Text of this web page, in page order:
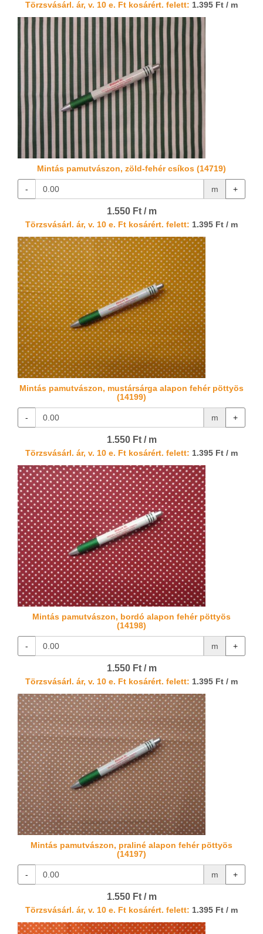
Törzsvásárl. ár, v. 10 e. Ft kosárért. felett: 1.395 Ft / m
Mintás pamutvászon, zöld-fehér csíkos (14719)
- m +
1.550 Ft / m
Törzsvásárl. ár, v. 10 e. Ft kosárért. felett: 1.395 Ft / m
Mintás pamutvászon, mustársárga alapon fehér pöttyös
(14199)
- m +
1.550 Ft / m
Törzsvásárl. ár, v. 10 e. Ft kosárért. felett: 1.395 Ft / m
Mintás pamutvászon, bordó alapon fehér pöttyös
(14198)
- m +
1.550 Ft / m
Törzsvásárl. ár, v. 10 e. Ft kosárért. felett: 1.395 Ft / m
Mintás pamutvászon, praliné alapon fehér pöttyös
(14197)
- m +
1.550 Ft / m
Törzsvásárl. ár, v. 10 e. Ft kosárért. felett: 1.395 Ft / m